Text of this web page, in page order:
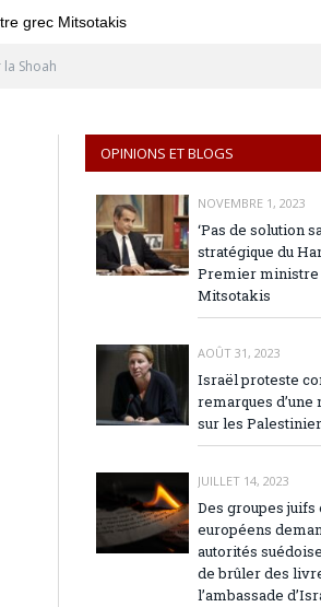
grec Mitsotakis
Shoah
OPINIONS ET BLOGS
NOVEMBRE 1, 2023
‘Pas de solution
stratégique du
Premier
Mitsotakis
AOÛT 31, 2023
Israël proteste
remarques
sur les
JUILLET 14, 2023
Des groupes
européens
autorités
de brûler des
l’ambassade